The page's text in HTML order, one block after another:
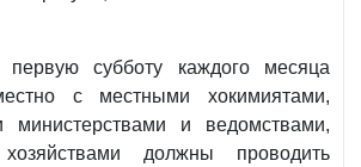
субботу каждого месяца
с местными хокимиятами,
министерствами и ведомствами,
должны проводить